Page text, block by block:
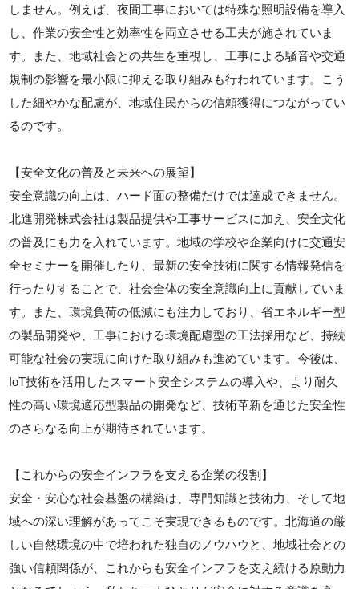
しません。例えば、夜間工事においては特殊な照明設備を導入
し、作業の安全性と効率性を両立させる工夫が施されていま
す。また、地域社会との共生を重視し、工事による騒音や交通
規制の影響を最小限に抑える取り組みも行われています。こう
した細やかな配慮が、地域住民からの信頼獲得につながってい
るのです。
【安全文化の普及と未来への展望】
安全意識の向上は、ハード面の整備だけでは達成できません。
北進開発株式会社は製品提供や工事サービスに加え、安全文化
の普及にも力を入れています。地域の学校や企業向けに交通安
全セミナーを開催したり、最新の安全技術に関する情報発信を
行ったりすることで、社会全体の安全意識向上に貢献していま
す。また、環境負荷の低減にも注力しており、省エネルギー型
の製品開発や、工事における環境配慮型の工法採用など、持続
可能な社会の実現に向けた取り組みも進めています。今後は、
IoT技術を活用したスマート安全システムの導入や、より耐久
性の高い環境適応型製品の開発など、技術革新を通じた安全性
のさらなる向上が期待されています。
【これからの安全インフラを支える企業の役割】
安全・安心な社会基盤の構築は、専門知識と技術力、そして地
域への深い理解があってこそ実現できるものです。北海道の厳
しい自然環境の中で培われた独自のノウハウと、地域社会との
強い信頼関係が、これからも安全インフラを支え続ける原動力